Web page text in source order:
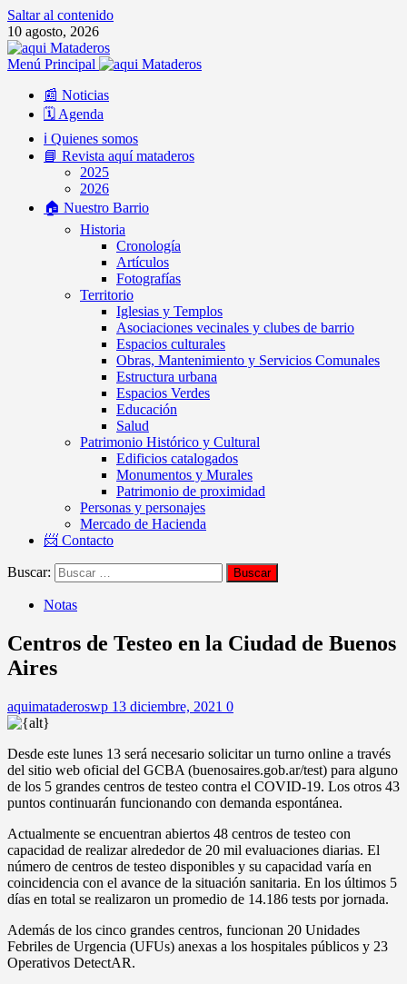
Saltar al contenido
10 agosto, 2026
Menú Principal
📰 Noticias
🗓️ Agenda
ℹ️ Quienes somos
📘 Revista aquí mataderos
2025
2026
🏠 Nuestro Barrio
Historia
Cronología
Artículos
Fotografías
Territorio
Iglesias y Templos
Asociaciones vecinales y clubes de barrio
Espacios culturales
Obras, Mantenimiento y Servicios Comunales
Estructura urbana
Espacios Verdes
Educación
Salud
Patrimonio Histórico y Cultural
Edificios catalogados
Monumentos y Murales
Patrimonio de proximidad
Personas y personajes
Mercado de Hacienda
📨 Contacto
Buscar:
Notas
Centros de Testeo en la Ciudad de Buenos
Aires
aquimataderoswp 13 diciembre, 2021 0
Desde este lunes 13 será necesario solicitar un turno online a través
del sitio web oficial del GCBA (buenosaires.gob.ar/test) para alguno
de los 5 grandes centros de testeo contra el COVID-19. Los otros 43
puntos continuarán funcionando con demanda espontánea.
Actualmente se encuentran abiertos 48 centros de testeo con
capacidad de realizar alrededor de 20 mil evaluaciones diarias. El
número de centros de testeo disponibles y su capacidad varía en
coincidencia con el avance de la situación sanitaria. En los últimos 5
días en total se realizaron un promedio de 14.186 tests por jornada.
Además de los cinco grandes centros, funcionan 20 Unidades
Febriles de Urgencia (UFUs) anexas a los hospitales públicos y 23
Operativos DetectAR.